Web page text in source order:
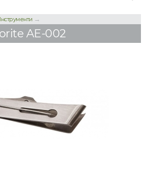
Інструменти →
AE-002